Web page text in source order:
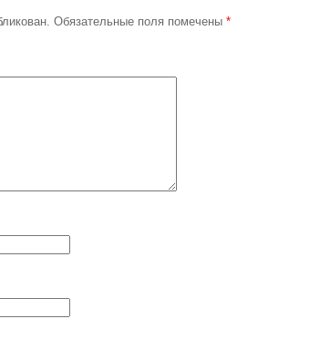
Обязательные поля помечены *